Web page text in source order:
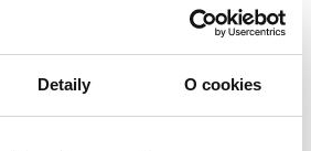
Detaily O cookies
s mikroprocesorom ovládaným
Throttle Technology, ktorá upravuje
zariadení, pracuje pomalšie. Generátor
a predlžuje životnosť